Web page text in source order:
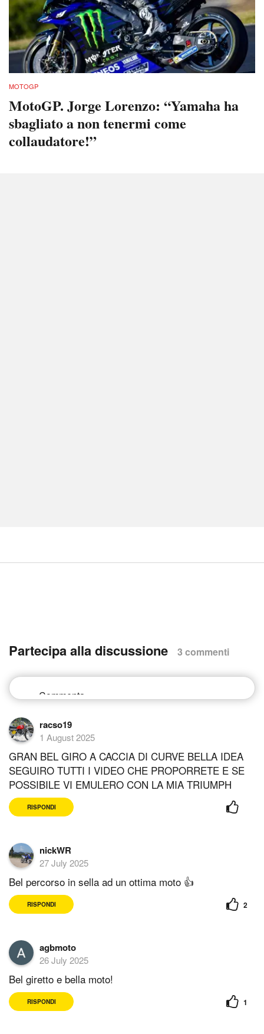
MOTOGP
MotoGP. Jorge Lorenzo: “Yamaha ha
sbagliato a non tenermi come
collaudatore!”
Partecipa alla discussione 3 commenti
racso19
1 August 2025
GRAN BEL GIRO A CACCIA DI CURVE BELLA IDEA
SEGUIRO TUTTI I VIDEO CHE PROPORRETE E SE
POSSIBILE VI EMULERO CON LA MIA TRIUMPH
RISPONDI
nickWR
27 July 2025
Bel percorso in sella ad un ottima moto 👍
RISPONDI 2
agbmoto
26 July 2025
Bel giretto e bella moto!
RISPONDI 1